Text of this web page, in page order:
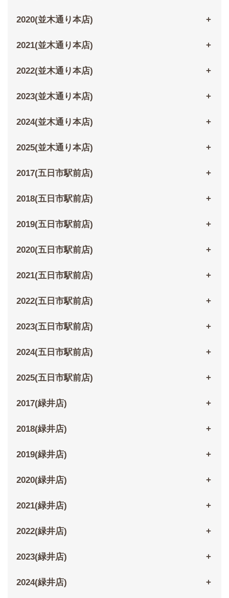
2020(並木通り本店)
2021(並木通り本店)
2022(並木通り本店)
2023(並木通り本店)
2024(並木通り本店)
2025(並木通り本店)
2017(五日市駅前店)
2018(五日市駅前店)
2019(五日市駅前店)
2020(五日市駅前店)
2021(五日市駅前店)
2022(五日市駅前店)
2023(五日市駅前店)
2024(五日市駅前店)
2025(五日市駅前店)
2017(緑井店)
2018(緑井店)
2019(緑井店)
2020(緑井店)
2021(緑井店)
2022(緑井店)
2023(緑井店)
2024(緑井店)